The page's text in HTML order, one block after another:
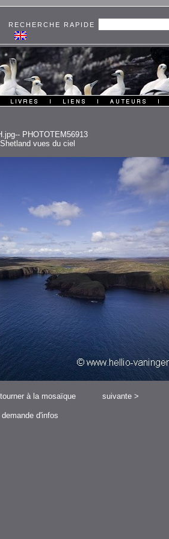
RECHERCHE RAPIDE
PHOTOTEM56913
vues du ciel
à la mosaïque suivante>
demande d'infos